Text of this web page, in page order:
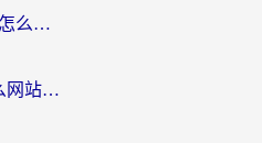
在海外如果使用交管12123怎么处理？留学生亲测有效的回国加速方案
海外看国内电视直播用什么网站比较好？一篇解决你所有追剧难题的实用指南